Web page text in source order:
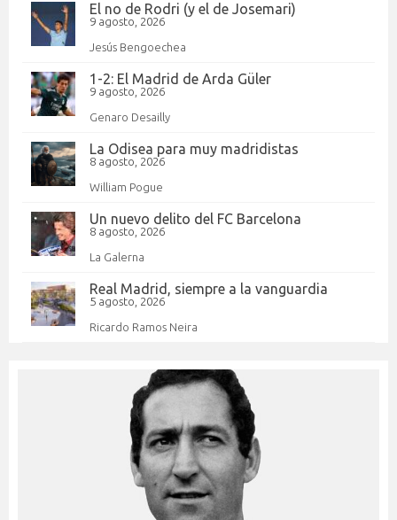
El no de Rodri (y el de Josemari)
9 agosto, 2026
Jesús Bengoechea
1-2: El Madrid de Arda Güler
9 agosto, 2026
Genaro Desailly
La Odisea para muy madridistas
8 agosto, 2026
William Pogue
Un nuevo delito del FC Barcelona
8 agosto, 2026
La Galerna
Real Madrid, siempre a la vanguardia
5 agosto, 2026
Ricardo Ramos Neira